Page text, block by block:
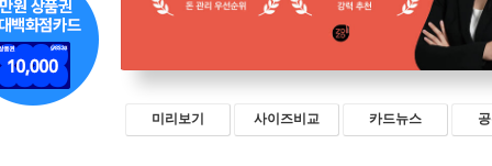
미리보기 사이즈비교 카드뉴스